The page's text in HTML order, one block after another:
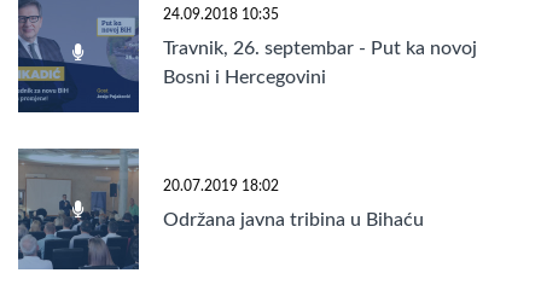
24.09.2018 10:35
Travnik, 26. septembar - Put ka novoj
Bosni i Hercegovini
20.07.2019 18:02
Održana javna tribina u Bihaću